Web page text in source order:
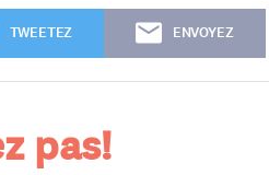
TWEETEZ ENVOYEZ
pas!